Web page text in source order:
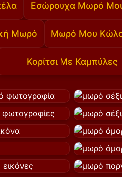
Εσώρουχα Μωρό
Μωρό Μωρό Μου
Κορίτσι Με Καμπύλες